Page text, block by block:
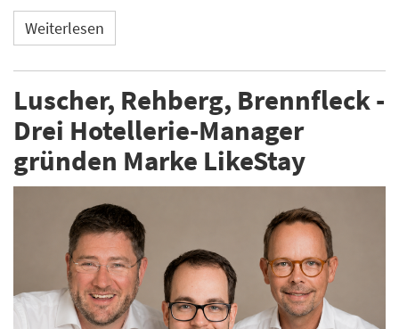
Weiterlesen
Luscher, Rehberg, Brennfleck -
Drei Hotellerie-Manager
gründen Marke LikeStay